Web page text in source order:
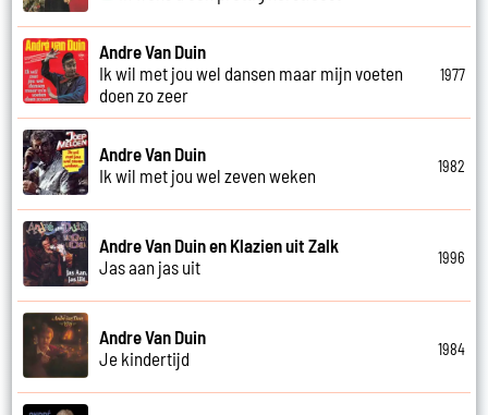
Andre Van Duin
Ik wil met jou wel dansen maar mijn voeten
doen zo zeer
1977
Andre Van Duin
Ik wil met jou wel zeven weken
1982
Andre Van Duin en Klazien uit Zalk
Jas aan jas uit
1996
Andre Van Duin
Je kindertijd
1984